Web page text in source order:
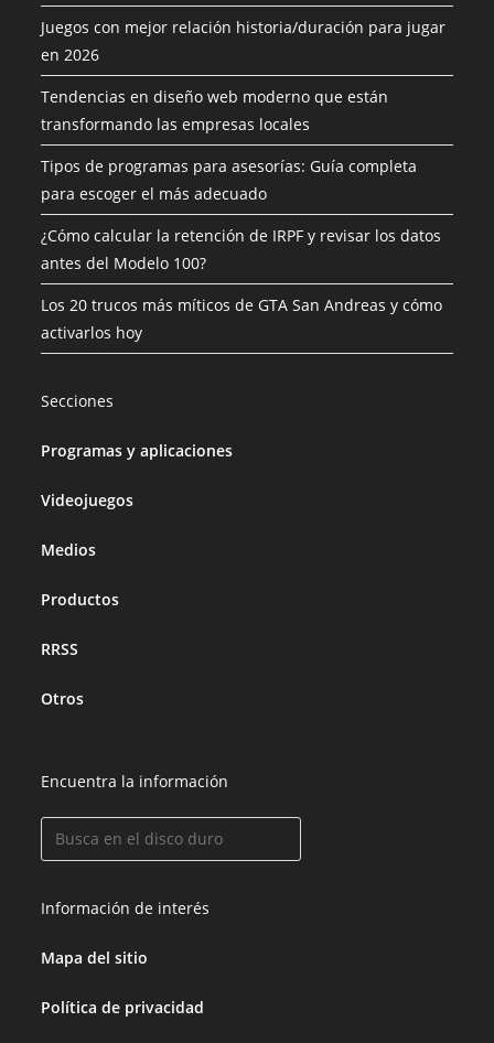
Juegos con mejor relación historia/duración para jugar
en 2026
Tendencias en diseño web moderno que están
transformando las empresas locales
Tipos de programas para asesorías: Guía completa
para escoger el más adecuado
¿Cómo calcular la retención de IRPF y revisar los datos
antes del Modelo 100?
Los 20 trucos más míticos de GTA San Andreas y cómo
activarlos hoy
Secciones
Programas y aplicaciones
Videojuegos
Medios
Productos
RRSS
Otros
Encuentra la información
Información de interés
Mapa del sitio
Política de privacidad